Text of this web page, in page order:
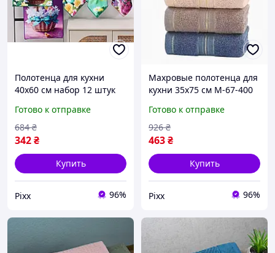
Полотенца для кухни
40х60 см набор 12 штук
рук и посуды принт Пасха
разноцветные pix
Готово к отправке
342₴
684 ₴
Купить
Pixx 96%
Махровые полотенца для
кухни 35х75 см M-67-400
полотенец для рук и
посуды 4 разных цвета
pix
Готово к отправке
463₴
926 ₴
Купить
Pixx 96%